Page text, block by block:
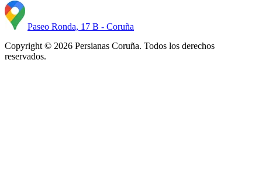
Paseo Ronda, 17 B - Coruña
Copyright © 2026 Persianas Coruña. Todos los derechos
reservados.